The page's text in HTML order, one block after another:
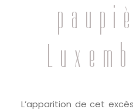
L’apparition de cet